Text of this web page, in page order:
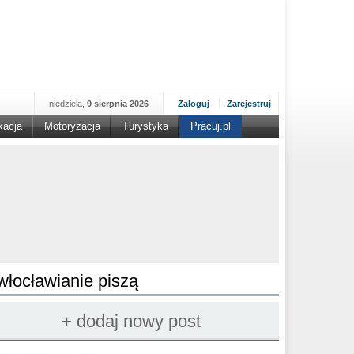
Zaloguj Zarejestruj
niedziela, 9 sierpnia 2026
Motoryzacja Turystyka Pracuj.pl
piszą